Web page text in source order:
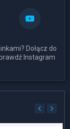
Dołącz do
Instagram